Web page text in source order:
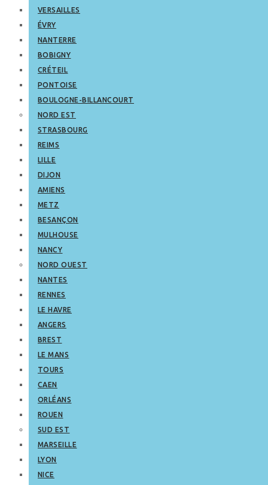
VERSAILLES
ÉVRY
NANTERRE
BOBIGNY
CRÉTEIL
PONTOISE
BOULOGNE-BILLANCOURT
NORD EST
STRASBOURG
REIMS
LILLE
DIJON
AMIENS
METZ
BESANÇON
MULHOUSE
NANCY
NORD OUEST
NANTES
RENNES
LE HAVRE
ANGERS
BREST
LE MANS
TOURS
CAEN
ORLÉANS
ROUEN
SUD EST
MARSEILLE
LYON
NICE